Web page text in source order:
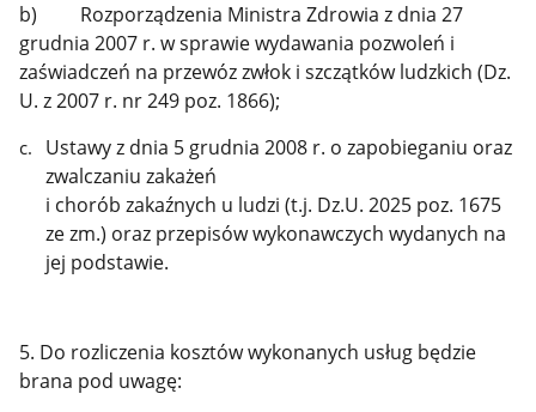
b) Rozporządzenia Ministra Zdrowia z dnia 27
grudnia 2007 r. w sprawie wydawania pozwoleń i
zaświadczeń na przewóz zwłok i szczątków ludzkich (Dz.
U. z 2007 r. nr 249 poz. 1866);
Ustawy z dnia 5 grudnia 2008 r. o zapobieganiu oraz
zwalczaniu zakażeń
i chorób zakaźnych u ludzi (t.j. Dz.U. 2025 poz. 1675
ze zm.) oraz przepisów wykonawczych wydanych na
jej podstawie.
5. Do rozliczenia kosztów wykonanych usług będzie
brana pod uwagę: